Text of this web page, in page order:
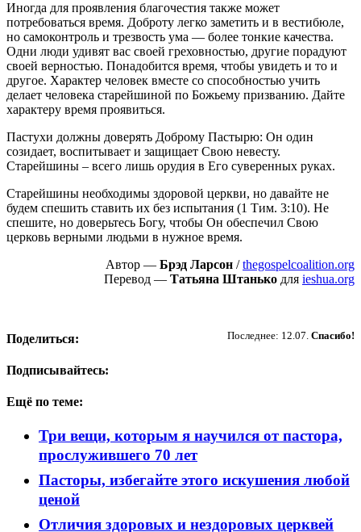
Иногда для проявления благочестия также может
потребоваться время. Доброту легко заметить и в вестибюле,
но самоконтроль и трезвость ума — более тонкие качества.
Одни люди удивят вас своей греховностью, другие порадуют
своей верностью. Понадобится время, чтобы увидеть и то и
другое. Характер человек вместе со способностью учить
делает человека старейшиной по Божьему призванию. Дайте
характеру время проявиться.
Пастухи должны доверять Доброму Пастырю: Он один
созидает, воспитывает и защищает Свою невесту.
Старейшины – всего лишь орудия в Его суверенных руках.
Старейшины необходимы здоровой церкви, но давайте не
будем спешить ставить их без испытания (1 Тим. 3:10). Не
спешите, но доверьтесь Богу, чтобы Он обеспечил Свою
церковь верными людьми в нужное время.
Автор — Брэд Ларсон /thegospelcoalition.org
Перевод — Татьяна Штанько для ieshua.org
Последнее: 12.07. Спасибо!
Поделиться:
Подписывайтесь:
Ещё по теме:
Три вещи, которым я научился от пастора,
прослужившего 70 лет
Пасторы, избегайте этого искушения любой
ценой
Отличия здоровых и нездоровых церквей